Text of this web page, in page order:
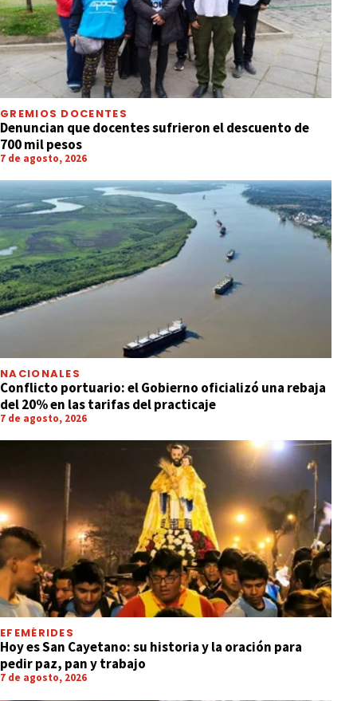
GREMIOS DOCENTES
Denuncian que docentes sufrieron el descuento de
700 mil pesos
7 de agosto, 2026
NACIONALES
Conflicto portuario: el Gobierno oficializó una rebaja
del 20% en las tarifas del practicaje
7 de agosto, 2026
EFEMÉRIDES
Hoy es San Cayetano: su historia y la oración para
pedir paz, pan y trabajo
7 de agosto, 2026